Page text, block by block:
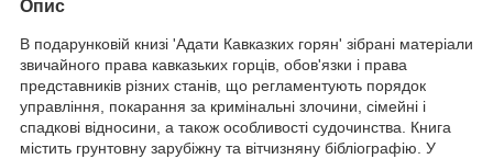
Опис
В подарунковій книзі 'Адати Кавказких горян' зібрані матеріали
звичайного права кавказьких горців, обов'язки і права
представників різних станів, що регламентують порядок
управління, покарання за кримінальні злочини, сімейні і
спадкові відносини, а також особливості судочинства. Книга
містить грунтовну зарубіжну та вітчизняну бібліографію. У